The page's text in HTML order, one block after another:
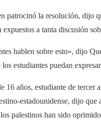
patrocinó la resolución, dijo
a tanta discusión
hablen sobre esto», dijo
estudiantes puedan
16 años, estudiante de
estadounidense, dijo que
palestinos han sido